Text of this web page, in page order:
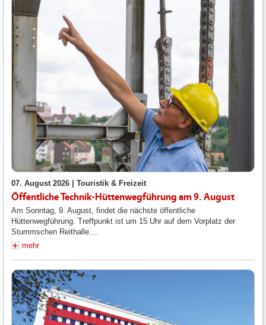
07. August 2026 | Touristik & Freizeit
Öffentliche Technik-Hüttenwegführung am 9. August
Am Sonntag, 9. August, findet die nächste öffentliche
Hüttenwegführung. Treffpunkt ist um 15 Uhr auf dem Vorplatz der
Stummschen Reithalle....
mehr